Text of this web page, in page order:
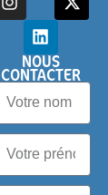
NOUS
CONTACTER